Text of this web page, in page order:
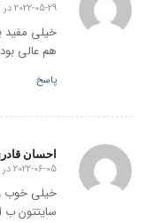
گفته:
2022-05-29 در 16:47
خیلی مفید
هم عالی
پاسخ
احسان
گفته:
2022-06-05 در 20:11
خیلی خوب
سایتتون ب